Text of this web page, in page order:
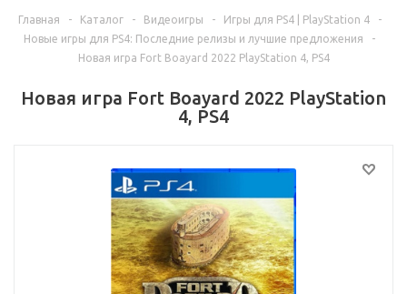
Главная - Каталог - Видеоигры - Игры для PS4 | PlayStation 4
-
Новые игры для PS4: Последние релизы и лучшие предложения
-
Новая игра Fort Boayard 2022 PlayStation 4, PS4
Новая игра Fort Boayard 2022 PlayStation
4, PS4